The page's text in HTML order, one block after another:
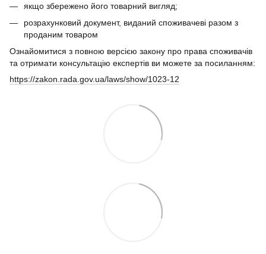
якщо збережено його товарний вигляд;
розрахунковий документ, виданий споживачеві разом з
проданим товаром
Ознайомитися з повною версією закону про права споживачів
та отримати консультацію експертів ви можете за посиланням:
https://zakon.rada.gov.ua/laws/show/1023-12